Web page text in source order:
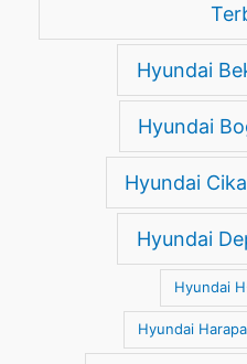
Hyundai
Hyundai
Hyundai
Hyundai
Hyundai
Hyundai